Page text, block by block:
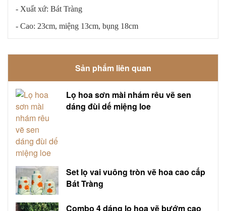
- Xuất xứ: Bát Tràng
- Cao: 23cm, miệng 13cm, bụng 18cm
Sản phẩm liên quan
Lọ hoa sơn mài nhám rêu vẽ sen
dáng đùi dế miệng loe
Set lọ vai vuông tròn vẽ hoa cao cấp
Bát Tràng
Combo 4 dáng lọ hoa vẽ bướm cao